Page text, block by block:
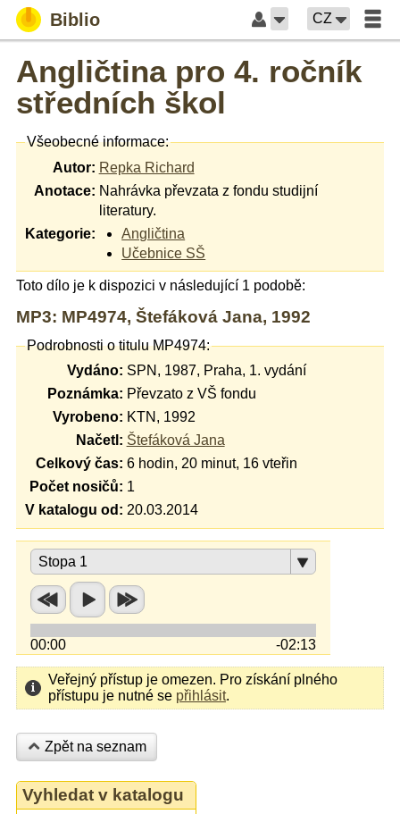
Biblio CZ
Angličtina pro 4. ročník
středních škol
Všeobecné informace:
Autor: Repka Richard
Anotace: Nahrávka převzata z fondu studijní
literatury.
Kategorie:
Angličtina
Učebnice SŠ
Toto dílo je k dispozici v následující 1 podobě:
MP3: MP4974, Štefáková Jana, 1992
Podrobnosti o titulu MP4974:
Vydáno: SPN, 1987, Praha, 1. vydání
Poznámka: Převzato z VŠ fondu
Vyrobeno: KTN, 1992
Načetl: Štefáková Jana
Celkový čas: 6 hodin, 20 minut, 16 vteřin
Počet nosičů: 1
V katalogu od: 20.03.2014
Stopa 1
00:00 -02:13
Veřejný přístup je omezen. Pro získání plného
přístupu je nutné se přihlásit.
Zpět na seznam
Vyhledat v katalogu